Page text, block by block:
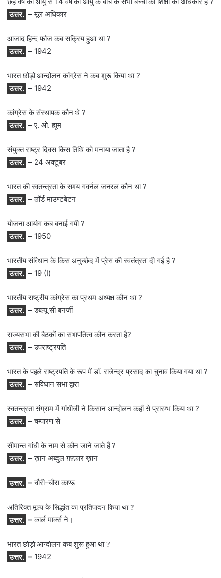
छह वर्ष की आयु से 14 वर्ष की आयु के बीच के सभी बच्चों को शिक्षा का अधिकार है ?
उत्तर. –मूल अधिकार
आजाद हिन्द फौज कब सक्रिय हुआ था ?
उत्तर. – 1942
भारत छोड़ो आन्दोलन कांग्रेस ने कब शुरू किया था ?
उत्तर. – 1942
कांग्रेस के संस्थापक कौन थे ?
उत्तर. –ए. ओ. ह्यूम
संयुक्त राष्ट्र दिवस किस तिथि को मनाया जाता है ?
उत्तर. – 24 अक्टूबर
भारत की स्वतन्त्रता के समय गवर्नल जनरल कौन था ?
उत्तर. –लॉर्ड माउण्टबेटन
योजना आयोग कब बनाई गयी ?
उत्तर. – 1950
भारतीय संविधान के किस अनुच्छेद में प्रेस की स्वतंत्रता दी गई है ?
उत्तर. – 19 (I)
भारतीय राष्ट्रीय कांग्रेस का प्रथम अध्यक्ष कौन था ?
उत्तर. –डब्ल्यू सी बनर्जी
राज्यसभा की बैठकों का सभापतित्व कौन करता है?
उत्तर. –उपराष्ट्रपति
भारत के पहले राष्ट्रपति के रूप में डॉ. राजेन्द्र प्रसाद का चुनाव किया गया था ?
उत्तर. –संविधान सभा द्वारा
स्वतन्त्रता संग्राम में गांधीजी ने किसान आन्दोलन कहाँ से प्रारम्भ किया था ?
उत्तर. –चम्पारण से
सीमान्त गांधी के नाम से कौन जाने जाते हैं ?
उत्तर. –ख़ान अब्दुल ग़फ़्फ़ार ख़ान
उत्तर. –चौरी-चौरा काण्ड
अतिरिक्त मूल्य के सिद्धांत का प्रतिपादन किया था ?
उत्तर. –कार्ल मार्क्स ने।
भारत छोड़ो आन्दोलन कब शुरू हुआ था ?
उत्तर. – 1942